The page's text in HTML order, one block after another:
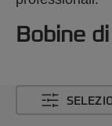
Bobine